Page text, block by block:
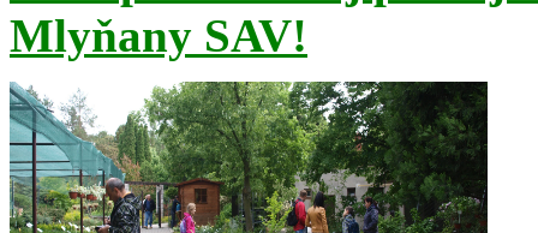
Mlyňany SAV!